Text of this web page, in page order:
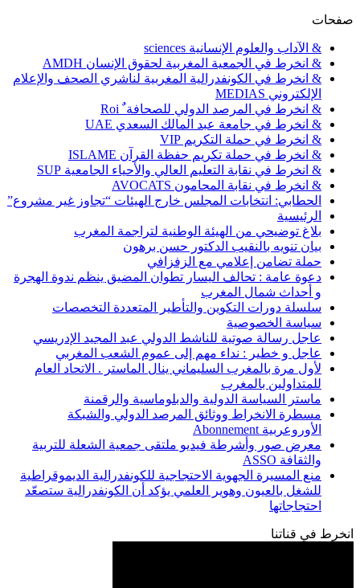
صفحات
& الآداب والعلوم الإنسانية sciences
& انخرط في الجمعية المغربية لحقوق الإنسان AMDH
& انخرط في الكونفدرالية المغربية لناشري الصحف والإعلام
الإلكتروني MEDIAS
& انخرط في المرصد الدولي للصحافة ٌ Roi
& انخرط في جامعة عبد المالك السعدي UAE
& انخرط في حملة التكريم VIP
& انخرط في حملة تكريم حفظة القرآن ISLAME
& انخرط في نقابة التعليم العالي والأحياء الجامعية SUP
& انخرط في نقابة المحامون AVOCATS
الحطابي: انتخابات المجلس خارج الهيئات “تجاوز غير مشروع”
الرئيسية
بلاغ توضيحي من الهيئة الوطنية لتراجمة المغرب
بيان تنويه بالنقيب الدكتور حسن برهون
حملة تضامن إعلامي مع الزفزافي
دعوة عامة : تحالف اليسار تطوان المضيق ينظم ندوة الهجرة
و أحداث شمال المغرب
سلسلة دورات التكوين والتأطير المتعددة التخصصات
سياسة الخصوصية
عاجل رسالة صوتية للناشط الدولي عبد المجيد الإدريسي
عاجل و خطير : نداء مهم إلى عموم الشعب المغربي
لأول مرة بالمغرب السليماني ينال الماستر . الاتحاد العام
للمتداولين بالمغرب
ماستر السياسة الدولية والدبلوماسية والرقمنة
مسطرة الانخراط ووثائق المرصد الدولي والشبكة
الأوروعربية Abonnement
معرض صور وأشرطة فيديو ملتقى جمعية الشعلة للتربية
والثقافة ASSO
منع المسيرة الجهوية الاحتجاجية للكونفدرالية الديموقراطية
للشغل بالعيون وهوير العلمي يؤكد أن الكونفدرالية ستصعّد
احتجاجاتها
انخرط في قناتنا